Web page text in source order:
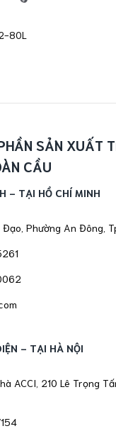
80L
SẢN XUẤT
CẦU
- TẠI HỒ CHÍ MINH
Đạo, Phường An Đông,
- TẠI HÀ NỘI
ACCI, 210 Lê Trọng